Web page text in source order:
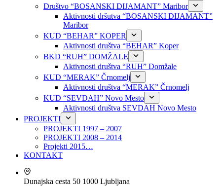
Društvo “BOSANSKI DIJAMANT” Maribor
Aktivnosti dršutva “BOSANSKI DIJAMANT”
Maribor
KUD “BEHAR” KOPER
Aktivnosti društva “BEHAR” Koper
BKD “RUH” DOMŽALE
Aktivnosti društva “RUH” Domžale
KUD “MERAK” Črnomelj
Aktivnosti društva “MERAK” Črnomelj
KUD “SEVDAH” Novo Mesto
Aktivnosti društva SEVDAH Novo Mesto
PROJEKTI
PROJEKTI 1997 – 2007
PROJEKTI 2008 – 2014
Projekti 2015…
KONTAKT
Dunajska cesta 50 1000 Ljubljana